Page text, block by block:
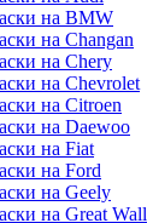
на BMW
на Changan
на Chery
на Chevrolet
на Citroen
на Daewoo
на Fiat
на Ford
на Geely
на Great Wall